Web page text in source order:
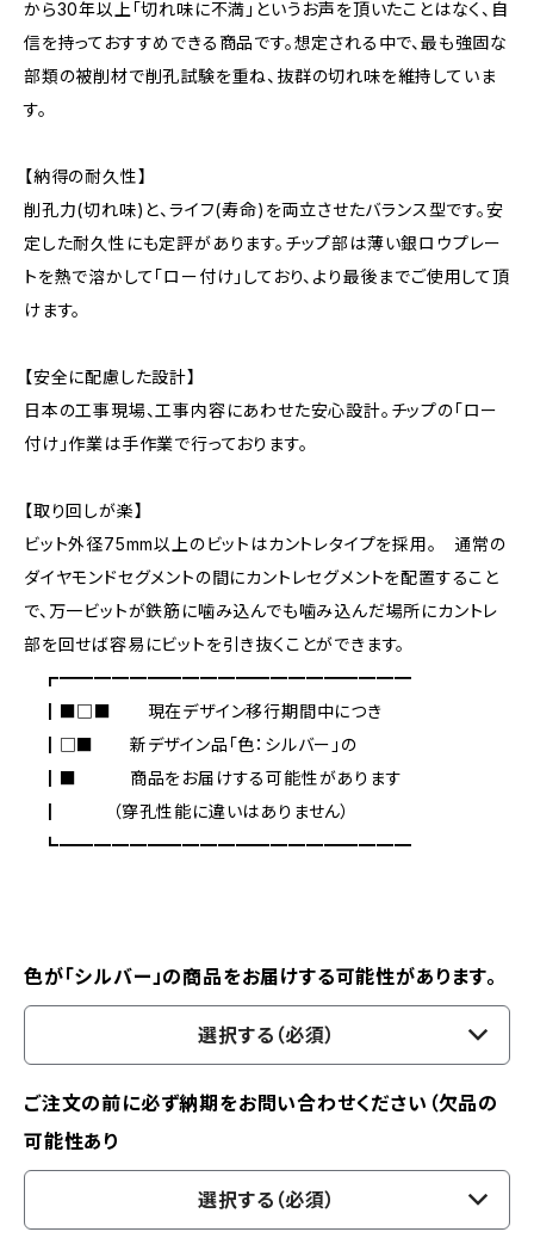
から30年以上「切れ味に不満」というお声を頂いたことはなく、自
信を持っておすすめできる商品です。想定される中で、最も強固な
部類の被削材で削孔試験を重ね、抜群の切れ味を維持していま
す。
【納得の耐久性】
削孔力(切れ味)と、ライフ(寿命)を両立させたバランス型です。安
定した耐久性にも定評があります。チップ部は薄い銀ロウプレー
トを熱で溶かして「ロー付け」しており、より最後までご使用して頂
けます。
【安全に配慮した設計】
日本の工事現場、工事内容にあわせた安心設計。チップの「ロー
付け」作業は手作業で行っております。
【取り回しが楽】
ビット外径75mm以上のビットはカントレタイプを採用。 通常の
ダイヤモンドセグメントの間にカントレセグメントを配置すること
で、万一ビットが鉄筋に噛み込んでも噛み込んだ場所にカントレ
部を回せば容易にビットを引き抜くことができます。
┏━━━━━━━━━━━━━━━━━━━━
┃■□■ 現在デザイン移行期間中につき
┃□■ 新デザイン品「色：シルバー」の
┃■ 商品をお届けする可能性があります
┃ （穿孔性能に違いはありません）
┗━━━━━━━━━━━━━━━━━━━━
色が「シルバー」の商品をお届けする可能性があります。
選択する（必須）
ご注文の前に必ず納期をお問い合わせください（欠品の
可能性あり
選択する（必須）